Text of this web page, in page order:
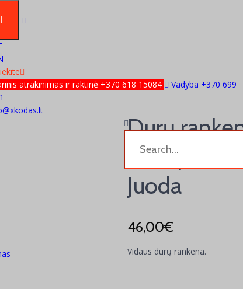
atrakinimas ir raktinė +370 618 15084
Vadyba +370 699
Durų
Bee (pora
Juoda
46,00€
Vidaus durų rankena.